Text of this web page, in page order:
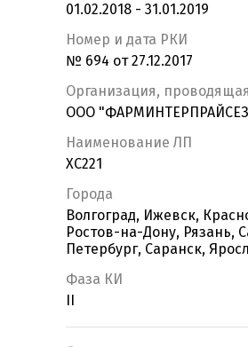
01.02.2018 - 31.01.2019
Номер и дата РКИ
№ 694 от 27.12.2017
Организация,
ООО
Наименование ЛП
XC221
Города
Волгоград, Ижевск,
Ростов-на-Дону, Рязань,
Петербург, Саранск,
Фаза КИ